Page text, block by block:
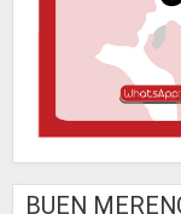
BUEN